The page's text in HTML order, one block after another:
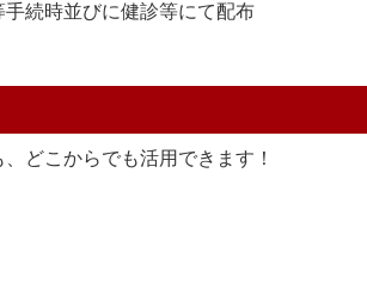
続時並びに健診等にて配布
どこからでも活用できます！